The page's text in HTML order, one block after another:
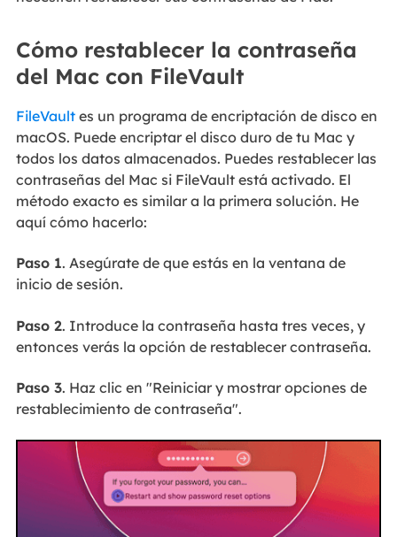
Cómo restablecer la contraseña
del Mac con FileVault
FileVaultes un programa de encriptación de disco en
macOS. Puede encriptar el disco duro de tu Mac y
todos los datos almacenados. Puedes restablecer las
contraseñas del Mac si FileVault está activado. El
método exacto es similar a la primera solución. He
aquí cómo hacerlo:
Paso 1. Asegúrate de que estás en la ventana de
inicio de sesión.
Paso 2. Introduce la contraseña hasta tres veces, y
entonces verás la opción de restablecer contraseña.
Paso 3. Haz clic en "Reiniciar y mostrar opciones de
restablecimiento de contraseña".